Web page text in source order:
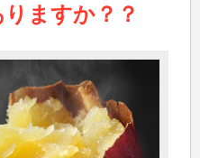
ますか？？